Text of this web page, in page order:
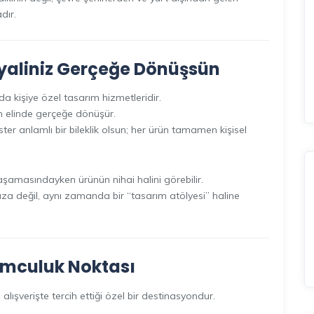
Gerçeğe Dönüşsün
kişiye özel tasarım hizmetleridir.
elinde gerçeğe dönüşür.
anlamlı bir bileklik olsun; her ürün tamamen kişisel
ürünün nihai halini görebilir.
değil, aynı zamanda bir “tasarım atölyesi” haline
Noktası
tercih ettiği özel bir destinasyondur.